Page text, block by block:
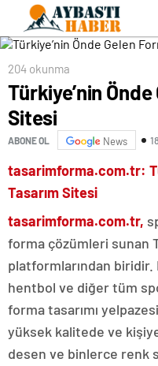
204 okunma
Türkiye’nin
Sitesi
ABONE OL News
tasarimforma.com.tr:
Tasarım Sitesi
tasarimforma.com.tr,
forma çözümleri sunan
platformlarından
hentbol ve diğer tüm
forma tasarımı
yüksek kalitede ve
desen ve binlerce renk